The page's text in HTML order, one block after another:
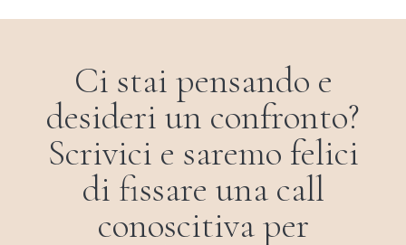
Ci stai pensando e
desideri un confronto?
Scrivici e saremo felici
di fissare una call
conoscitiva per